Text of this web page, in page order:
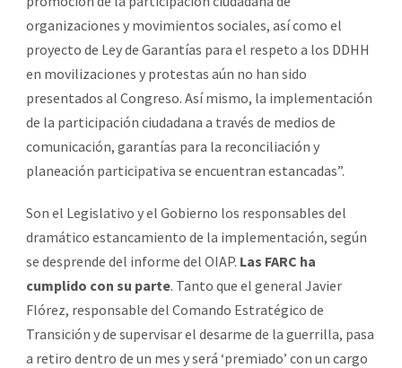
organizaciones y movimientos sociales, así como el
proyecto de Ley de Garantías para el respeto a los DDHH
en movilizaciones y protestas aún no han sido
presentados al Congreso. Así mismo, la implementación
de la participación ciudadana a través de medios de
comunicación, garantías para la reconciliación y
planeación participativa se encuentran estancadas”.
Son el Legislativo y el Gobierno los responsables del
dramático estancamiento de la implementación, según
se desprende del informe del OIAP. Las FARC ha
cumplido con su parte. Tanto que el general Javier
Flórez, responsable del Comando Estratégico de
Transición y de supervisar el desarme de la guerrilla, pasa
a retiro dentro de un mes y será ‘premiado’ con un cargo